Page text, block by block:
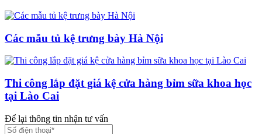
Các mẫu tủ kệ trưng bày Hà Nội
Thi công lắp đặt giá kệ cửa hàng bỉm sữa khoa học
tại Lào Cai
Để lại thông tin nhận tư vấn